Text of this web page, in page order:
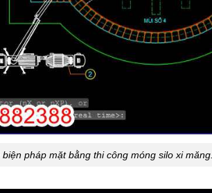
biện pháp mặt bằng thi công móng silo xi măng.